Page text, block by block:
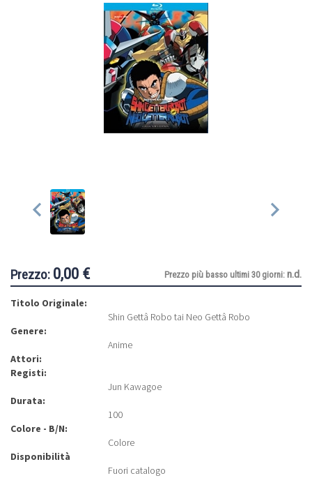
Prezzo: 0,00 € Prezzo più basso ultimi 30 giorni: n.d.
Titolo Originale:
Shin Gettâ Robo tai Neo Gettâ Robo
Genere:
Anime
Attori:
Registi:
Jun Kawagoe
Durata:
100
Colore - B/N:
Colore
Disponibilità
Fuori catalogo